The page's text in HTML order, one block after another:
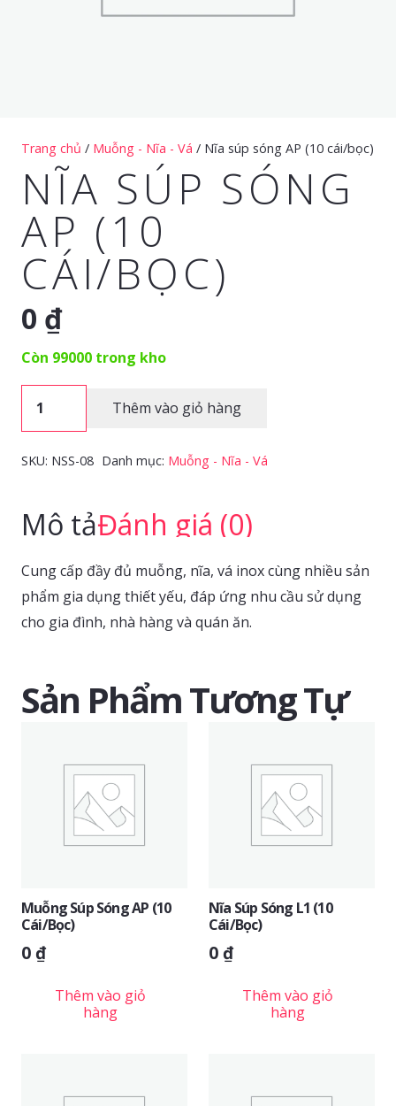
Trang chủ / Muỗng - Nĩa - Vá / Nĩa súp sóng AP (10 cái/bọc)
NĨA SÚP SÓNG
AP (10
CÁI/BỌC)
0 ₫
Còn 99000 trong kho
cái/bọc)
lượng
Thêm vào giỏ hàng
SKU: NSS-08 Danh mục: Muỗng - Nĩa - Vá
Mô tảĐánh giá (0)
Cung cấp đầy đủ muỗng, nĩa, vá inox cùng nhiều sản
phẩm gia dụng thiết yếu, đáp ứng nhu cầu sử dụng
cho gia đình, nhà hàng và quán ăn.
Sản Phẩm Tương Tự
Muỗng Súp Sóng AP (10
Cái/bọc)
0₫
Thêm vào giỏ
hàng
Nĩa Súp Sóng L1 (10
Cái/bọc)
0₫
Thêm vào giỏ
hàng